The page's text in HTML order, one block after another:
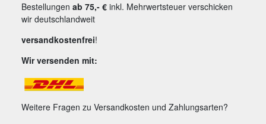
Bestellungen ab 75,- € inkl. Mehrwertsteuer verschicken
wir deutschlandweit
versandkostenfrei!
Wir versenden mit:
Weitere Fragen zu Versandkosten und Zahlungsarten?